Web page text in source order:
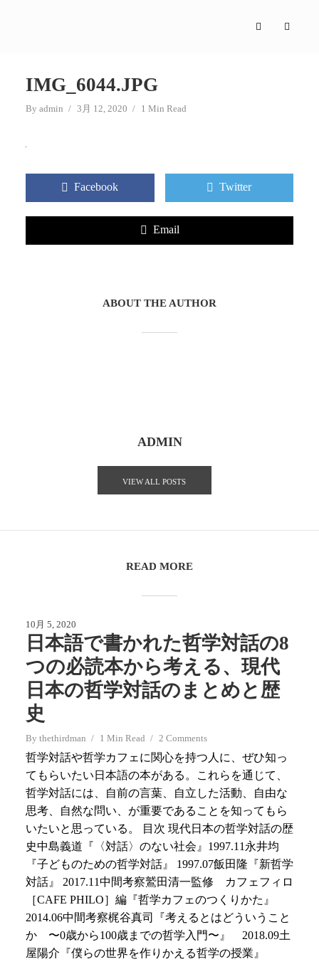
IMG_6044.JPG
By admin 3月 12, 2020 1 Min Read
Facebook Twitter
Email
ABOUT THE AUTHOR
ADMIN
VIEW ALL POSTS
READ MORE
10月 5, 2020
日本語で書かれた哲学対話の8
つの必読本から考える、現代
日本の哲学対話のまとめと歴
史
By thethirdman 1 Min Read 2 Comments
哲学対話や哲学カフェに関心を持つ人に、ぜひ知っ
てもらいたい日本語の本がある。これらを通じて、
哲学対話には、自前の言葉、自立した活動、自由な
思考、自然な問い、が重要であることを知ってもら
いたいと思っている。 目次 現代日本の哲学対話の歴
史中島義道『〈対話〉のない社会』1997.11永井均
『子どものための哲学対話』 1997.07飯田隆『新哲学
対話』 2017.11中間考察鷲田清一監修 カフェフィロ
［CAFE PHILO］編『哲学カフェのつくりかた』
2014.06中間考察梶谷真司『考えるとはどういうこと
か 〜0歳から100歳までの哲学入門〜』 2018.09土
屋陽介『僕らの世界を作りかえる哲学の授業』